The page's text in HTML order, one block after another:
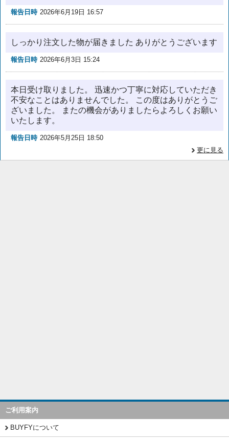
報告日時 2026年6月19日 16:57
しっかり注文した物が届きました ありがとうございます
報告日時 2026年6月3日 15:24
本日受け取りました。 迅速かつ丁寧に対応していただき
不安なことはありませんでした。 この度はありがとうご
ざいました。 またの機会がありましたらよろしくお願い
いたします。
報告日時 2026年5月25日 18:50
更に見る
ご利用案内
BUYFYについて